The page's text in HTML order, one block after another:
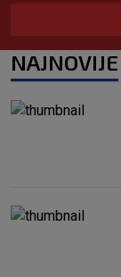
NAJNOVIJE